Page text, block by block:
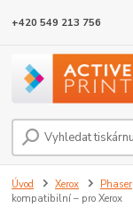
+420 549 213 756
Úvod Xerox Phaser
kompatibilní – pro Xerox